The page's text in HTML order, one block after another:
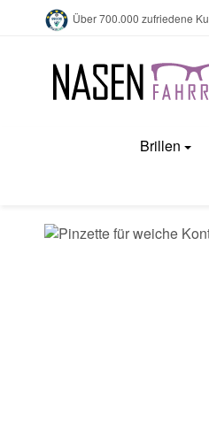
Über 700.000 zufriedene
Brillen